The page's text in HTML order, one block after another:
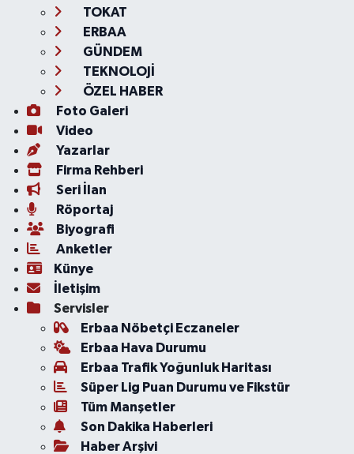
TOKAT
ERBAA
GÜNDEM
TEKNOLOJİ
ÖZEL HABER
Foto Galeri
Video
Yazarlar
Firma Rehberi
Seri İlan
Röportaj
Biyografi
Anketler
Künye
İletişim
Servisler
Erbaa Nöbetçi Eczaneler
Erbaa Hava Durumu
Erbaa Trafik Yoğunluk Haritası
Süper Lig Puan Durumu ve Fikstür
Tüm Manşetler
Son Dakika Haberleri
Haber Arşivi